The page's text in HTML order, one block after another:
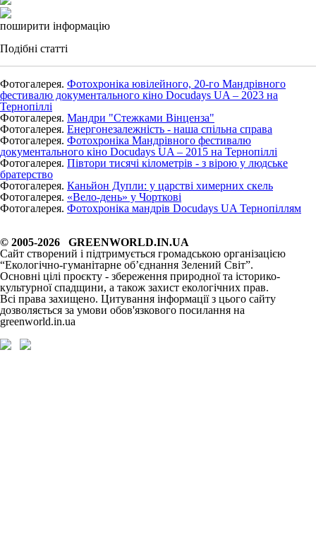
поширити інформацію
Подібні статті
Фотогалерея. Фотохроніка ювілейного, 20-го Мандрівного
фестивалю документального кіно Docudays UA – 2023 на
Тернопіллі
Фотогалерея. Мандри "Стежками Вінценза"
Фотогалерея. Енергонезалежність - наша спільна справа
Фотогалерея. Фотохроніка Мандрівного фестивалю
документального кіно Docudays UA – 2015 на Тернопіллі
Фотогалерея. Півтори тисячі кілометрів - з вірою у людське
братерство
Фотогалерея. Каньйон Дупли: у царстві химерних скель
Фотогалерея. «Вело-день» у Чорткові
Фотогалерея. Фотохроніка мандрів Docudays UA Тернопіллям
© 2005-2026 GREENWORLD.IN.UA
Сайт створений і підтримується громадською організацією
“Екологічно-гуманітарне об’єднання Зелений Світ”.
Основні цілі проєкту - збереження природної та історико-
культурної спадщини, а також захист екологічних прав.
Всі права захищено. Цитування інформації з цього сайту
дозволяється за умови обов'язкового посилання на
greenworld.in.ua